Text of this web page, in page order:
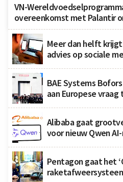
VN-
overeenkomst met Palantir
Meer dan helft
advies op sociale
BAE Systems
aan Europese
Alibaba gaat
voor nieuw Qwen
Pentagon gaat het